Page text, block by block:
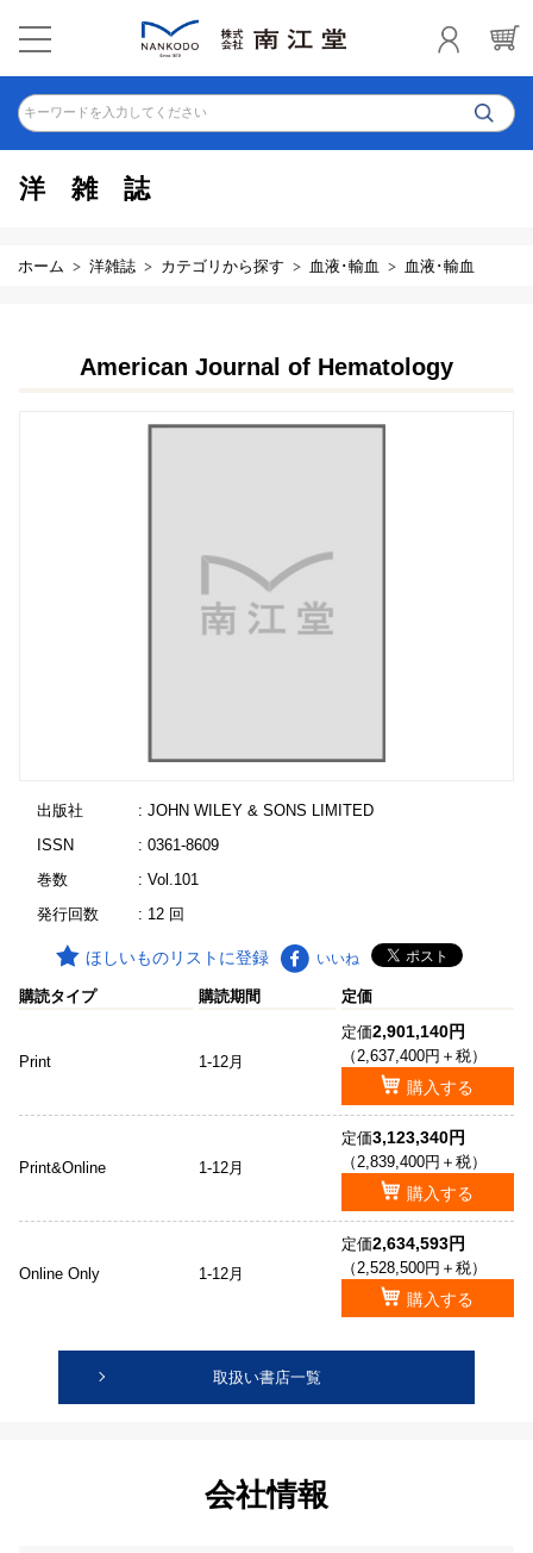
キーワードを入力してください
洋雑誌
ホーム 洋雑誌 カテゴリから探す 血液･輸血 血液･輸血
American Journal of Hematology
出版社
: JOHN WILEY & SONS LIMITED
ISSN
: 0361-8609
巻数
: Vol.101
発行回数
: 12 回
ほしいものリストに登録 いいね
購読タイプ 購読期間 定価
Print 1-12月
定価2,901,140円
（2,637,400円＋税）
購入する
Print&Online 1-12月
定価3,123,340円
（2,839,400円＋税）
購入する
Online Only 1-12月
定価2,634,593円
（2,528,500円＋税）
購入する
取扱い書店一覧
会社情報